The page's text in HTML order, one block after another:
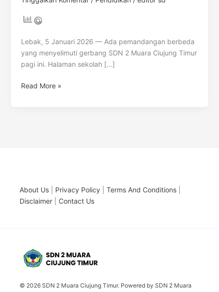
Lebak, 5 Januari 2026 — Ada pemandangan berbeda
yang menyelimuti gerbang SDN 2 Muara Ciujung Timur
pagi ini. Halaman sekolah […]
Read More »
About Us Privacy Policy Terms And Conditions
Disclaimer
Contact Us
© 2026 SDN 2 Muara Ciujung Timur. Powered by SDN 2 Muara